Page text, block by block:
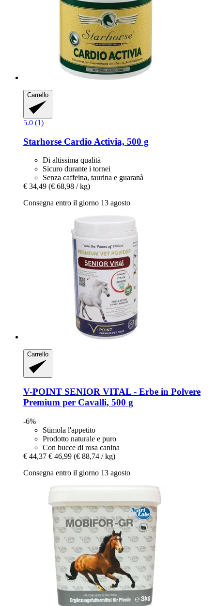
Carrello
5.0 (1)
Starhorse Cardio Activia, 500 g
Di altissima qualità
Sicuro durante i tornei
Senza caffeina, taurina e guaranà
€ 34,49 (€ 68,98 / kg)
Consegna entro il giorno 13 agosto
Carrello
V-POINT SENIOR VITAL -​ Erbe in Polvere
Premium per Cavalli, 500 g
-6%
Stimola l'appetito
Prodotto naturale e puro
Con bucce di rosa canina
€ 44,37 € 46,99 (€ 88,74 / kg)
Consegna entro il giorno 13 agosto